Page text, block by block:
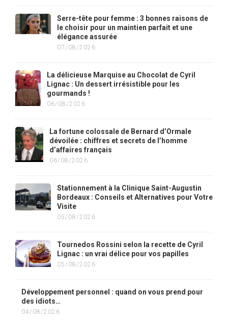
Serre-tête pour femme : 3 bonnes raisons de
le choisir pour un maintien parfait et une
élégance assurée
07/08/2026
La délicieuse Marquise au Chocolat de Cyril
Lignac : Un dessert irrésistible pour les
gourmands !
06/08/2026
La fortune colossale de Bernard d’Ormale
dévoilée : chiffres et secrets de l’homme
d’affaires français
06/08/2026
Stationnement à la Clinique Saint-Augustin
Bordeaux : Conseils et Alternatives pour Votre
Visite
05/08/2026
Tournedos Rossini selon la recette de Cyril
Lignac : un vrai délice pour vos papilles
05/08/2026
Développement personnel : quand on vous prend pour
des idiots…
04/08/2026